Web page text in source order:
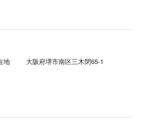
地 大阪府堺市南区三木閉65-1